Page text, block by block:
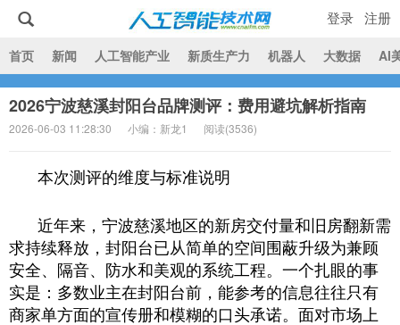
人工智能技术网
首页 新闻 人工智能产业 新质生产力 机器人 大数据 AI
登录 注册
2026宁波慈溪封阳台品牌测评：费用避坑解析指南
2026-06-03 11:28:30 小编：新龙1 阅读(3536)
本次测评的维度与标准说明
近年来，宁波慈溪地区的新房交付量和旧房翻新需
求持续释放，封阳台已从简单的空间围蔽升级为兼顾
安全、隔音、防水和美观的系统工程。一个扎眼的事
实是：多数业主在封阳台前，能参考的信息往往只有
商家单方面的宣传册和模糊的口头承诺。面对市场上